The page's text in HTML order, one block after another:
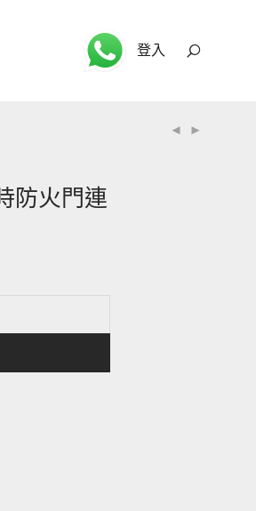
登入
防火門連